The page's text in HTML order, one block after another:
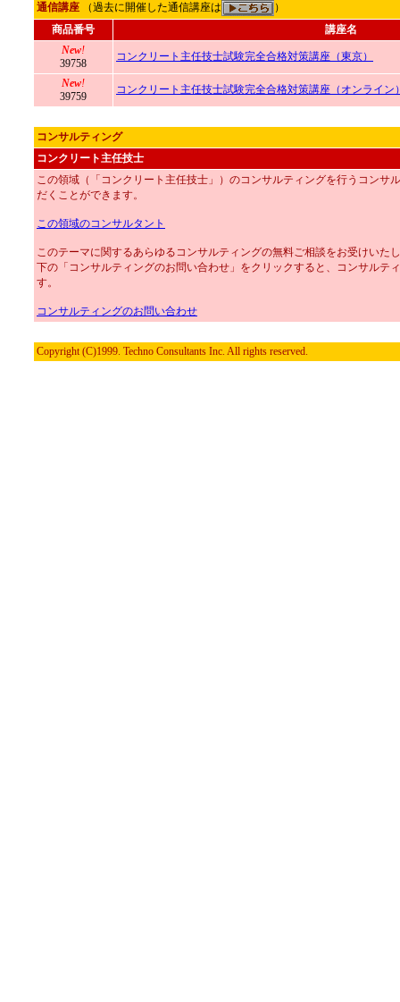
通信講座 （過去に開催した通信講座は
）
商品番号
講座名
New!
39758
コンクリート主任技士試験完全合格対策講座（東京）
New!
39759
コンクリート主任技士試験完全合格対策講座（オンライン
コンサルティング
コンクリート主任技士
この領域（「コンクリート主任技士」）のコンサルティングを行うコンサ
だくことができます。
この領域のコンサルタント
このテーマに関するあらゆるコンサルティングの無料ご相談をお受けいた
下の「コンサルティングのお問い合わせ」をクリックすると、コンサルテ
す。
コンサルティングのお問い合わせ
Copyright (C)1999. Techno Consultants Inc. All rights reserved.